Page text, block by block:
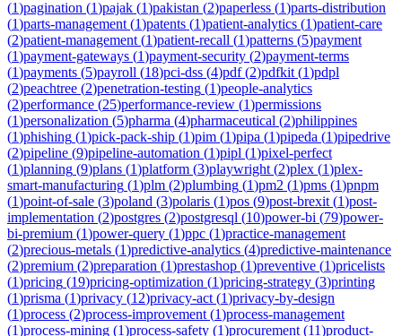
(1)pagination (1)pajak (1)pakistan (2)paperless (1)parts-distribution
(1)parts-management (1)patents (1)patient-analytics (1)patient-care
(2)patient-management (1)patient-recall (1)patterns (5)payment
(1)payment-gateways (1)payment-security (2)payment-terms
(1)payments (5)payroll (18)pci-dss (4)pdf(2)pdfkit (1)pdpl
(2)peachtree (2)penetration-testing (1)people-analytics
(2)performance (25)performance-review (1)permissions
(1)personalization (5)pharma (4)pharmaceutical (2)philippines
(1)phishing (1)pick-pack-ship (1)pim (1)pipa (1)pipeda (1)pipedrive
(2)pipeline (9)pipeline-automation (1)pipl (1)pixel-perfect
(1)planning (9)plans (1)platform (3)playwright (2)plex (1)plex-
smart-manufacturing (1)plm (2)plumbing (1)pm2 (1)pms (1)pnpm
(1)point-of-sale (3)poland (3)polaris (1)pos (9)post-brexit (1)post-
implementation (2)postgres (2)postgresql (10)power-bi (79)power-
bi-premium (1)power-query (1)ppc (1)practice-management
(2)precious-metals (1)predictive-analytics (4)predictive-maintenance
(2)premium (2)preparation (1)prestashop (1)preventive (1)pricelists
(1)pricing (19)pricing-optimization (1)pricing-strategy (3)printing
(1)prisma (1)privacy (12)privacy-act (1)privacy-by-design
(1)process (2)process-improvement (1)process-management
(1)process-mining (1)process-safety (1)procurement (11)product-